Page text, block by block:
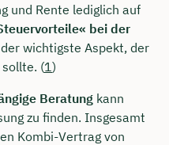
und Rente lediglich auf
bei der
wichtigste Aspekt, der
(1 )
Beratung kann
zu finden. Insgesamt
Kombi-Vertrag von